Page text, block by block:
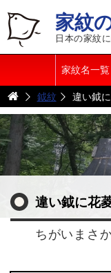
家紋
日本の家紋
家紋名一覧
鉞紋 違い鉞
違い鉞に花
ちがいまさ